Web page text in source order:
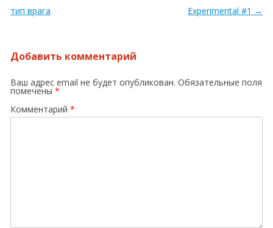
тип врага
Experimental #1 →
Добавить комментарий
Ваш адрес email не будет опубликован. Обязательные поля
помечены *
Комментарий *